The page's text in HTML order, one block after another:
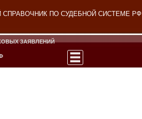
СПРАВОЧНИК ПО СУДЕБНОЙ СИСТЕМЕ РФ
ЗАЯВЛЕНИЙ